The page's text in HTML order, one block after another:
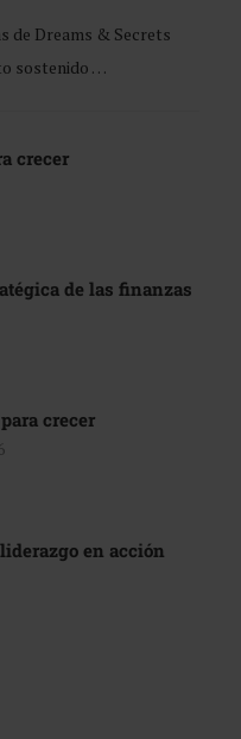
de Dreams & Secrets
sostenido …
crecer
de las finanzas
crecer
en acción